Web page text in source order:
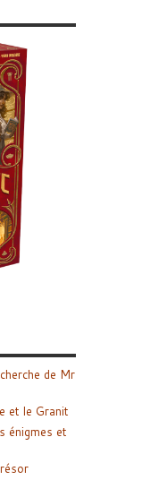
de Mr
et le Granit
énigmes et